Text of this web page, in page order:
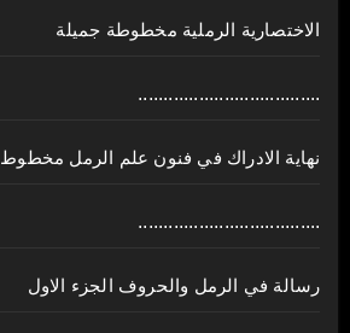
الاختصارية الرملية مخطوطة جميلة
....................................
نهاية الادراك في فنون علم الرمل مخطوط
....................................
رسالة في الرمل والحروف الجزء الاول